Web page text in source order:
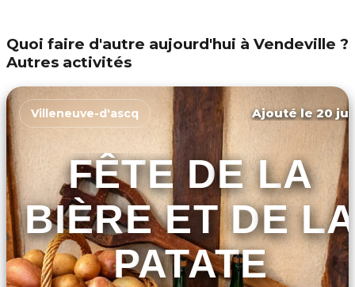
Quoi faire d'autre aujourd'hui à Vendeville ?
Autres activités
Villeneuve-d'ascq Ajouté le 20
FÊTE DE LA
BIÈRE ET DE
PATATE